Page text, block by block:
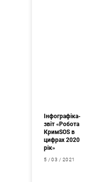
Інфографіка-
звіт «Робота
КримSOS в
цифрах 2020
рік»
5 / 03 / 2021